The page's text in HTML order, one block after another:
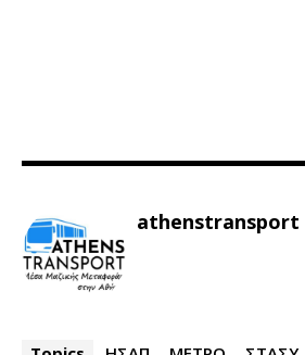
athenstransport